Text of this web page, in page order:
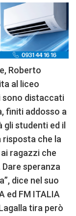
Roberto
al liceo
sono distaccati
finiti addosso a
studenti ed il
risposta che la
ragazzi che
speranza
dice nel suo
ed FM ITALIA
tira però